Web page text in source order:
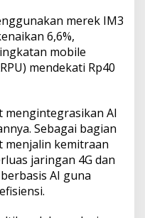
merek IM3
6,6%,
mobile
mendekati Rp40
mengintegrasikan AI
Sebagai bagian
menjalin kemitraan
jaringan 4G dan
AI guna